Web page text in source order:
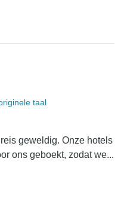
taal
geweldig. Onze hotels
ons geboekt, zodat we...